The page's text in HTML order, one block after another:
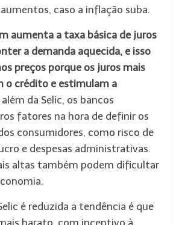
caso a inflação suba.
aumenta a taxa básica de juros
a demanda aquecida, e isso
preços porque os juros mais
o crédito e estimulam a
da Selic, os bancos
fatores na hora de definir os
consumidores, como risco de
e despesas administrativas.
altas também podem dificultar
é reduzida a tendência é que
barato, com incentivo à